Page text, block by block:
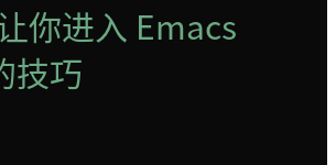
你进入 Emacs
技巧